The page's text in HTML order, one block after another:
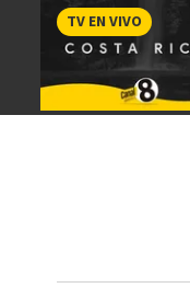
TV EN VIVO